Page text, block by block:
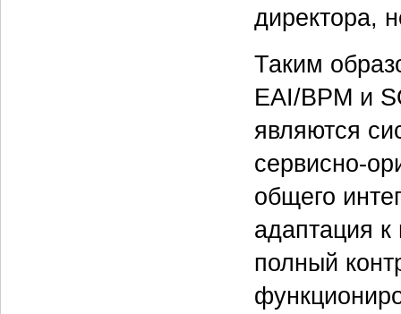
директора,
Таким
EAI/BPM и
являются
сервисно-
общего
адаптация
полный